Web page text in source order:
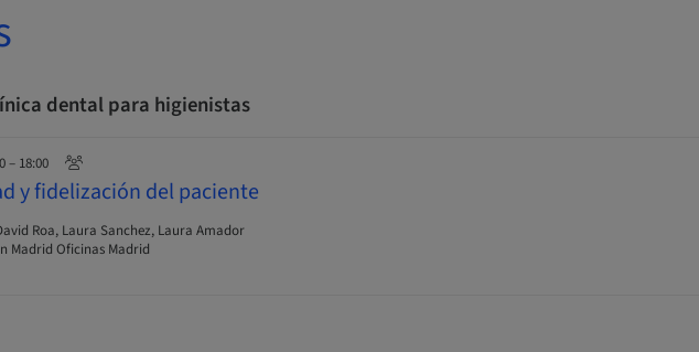
dental para higienistas
– 18:00
y fidelización del paciente
Roa, Laura Sanchez, Laura Amador
Madrid Oficinas Madrid